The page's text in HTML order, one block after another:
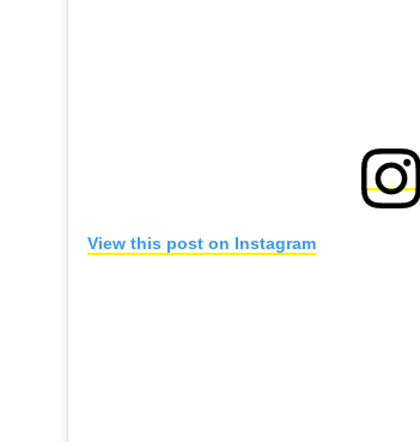
View this post on Instagram